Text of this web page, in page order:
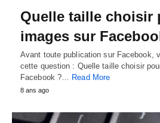
Quelle taille choisir
images sur
Avant toute publication sur Facebook,
cette question : Quelle taille choisir
Facebook ?…
Read More
8 ans ago